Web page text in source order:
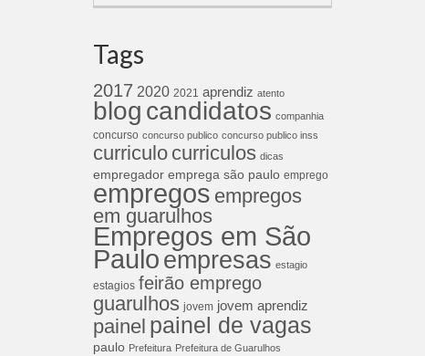
Tags
2017 2020 2021 aprendiz atento
blog candidatos companhia
concurso concurso publico concurso publico inss
curriculo curriculos dicas
empregador emprega são paulo emprego
empregos empregos
em guarulhos
Empregos em São
Pauloempresas estagio
estagios feirão emprego
guarulhos jovem jovem aprendiz
painel painel de vagas
paulo Prefeitura Prefeitura de Guarulhos